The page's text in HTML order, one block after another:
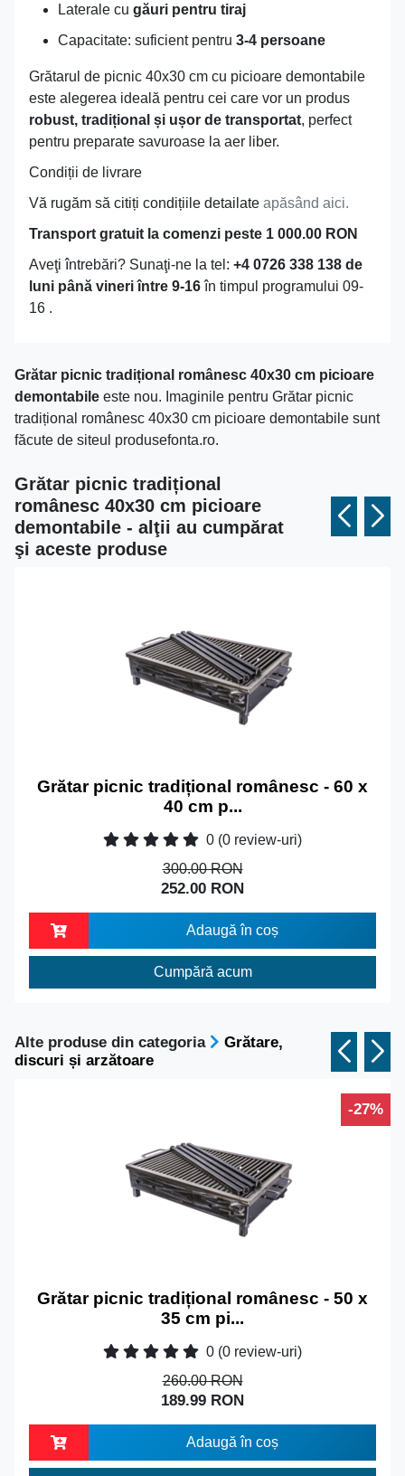
Laterale cu găuri pentru tiraj
Capacitate: suficient pentru 3-4 persoane
Grătarul de picnic 40x30 cm cu picioare demontabile
este alegerea ideală pentru cei care vor un produs
robust, tradițional și ușor de transportat, perfect
pentru preparate savuroase la aer liber.
Condiții de livrare
Vă rugăm să citiți condițiile detailate apăsând aici.
Transport gratuit la comenzi peste 1 000.00 RON
Aveţi întrebări? Sunaţi-ne la tel: +4 0726 338 138 de
luni până vineri între 9-16în timpul programului 09-
16 .
Grătar picnic tradițional românesc 40x30 cm picioare
demontabile este nou. Imaginile pentru Grătar picnic
tradițional românesc 40x30 cm picioare demontabile sunt
făcute de siteul produsefonta.ro.
Grătar picnic tradițional
românesc 40x30 cm picioare
demontabile - alţii au cumpărat
şi aceste produse
Grătar picnic tradițional românesc - 60 x
40 cm p...
0 (0 review-uri)
300.00 RON
252.00 RON
Adaugă în coș
Cumpără acum
Alte produse din categoria
Grătare,
discuri și arzătoare
-27%
Grătar picnic tradițional românesc - 50 x
35 cm pi...
0 (0 review-uri)
260.00 RON
189.99 RON
Adaugă în coș